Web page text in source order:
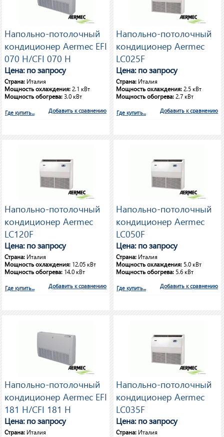
Напольно-потолочный
кондиционер Aermec EFI
070 H/CFI 070 H
Цена: по запросу
Страна: Италия
Мощность охлаждения: 2.1 кВт
Мощность обогрева: 3.0 кВт
Добавить к сравнению
Где купить...
Напольно-потолочный
кондиционер Aermec
LC025F
Цена: по запросу
Страна: Италия
Мощность охлаждения:2.5 кВт
Мощность обогрева:2.7 кВт
Добавить к сравнению
Где купить...
Напольно-потолочный
кондиционер Aermec
LC120F
Цена: по запросу
Страна: Италия
Мощность охлаждения: 12.05 кВт
Мощность обогрева: 14.0 кВт
Добавить к сравнению
Где купить...
Напольно-потолочный
кондиционер Aermec
LC050F
Цена: по запросу
Страна: Италия
Мощность охлаждения: 5.0 кВт
Мощность обогрева: 5.6 кВт
Добавить к сравнению
Где купить...
Напольно-потолочный
кондиционер Aermec EFI
181 H/CFI 181 H
Цена: по запросу
Страна: Италия
Напольно-потолочный
кондиционер Aermec
LC035F
Цена: по запросу
Страна: Италия